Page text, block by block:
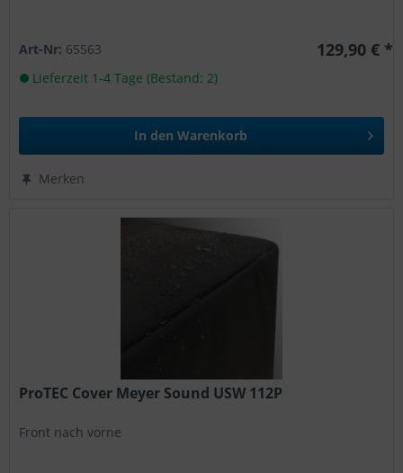
Art-Nr: 65563 129,90 € *
Lieferzeit 1-4 Tage (Bestand: 2)
In den Warenkorb
Merken
ProTEC Cover Meyer Sound USW 112P
Front nach vorne